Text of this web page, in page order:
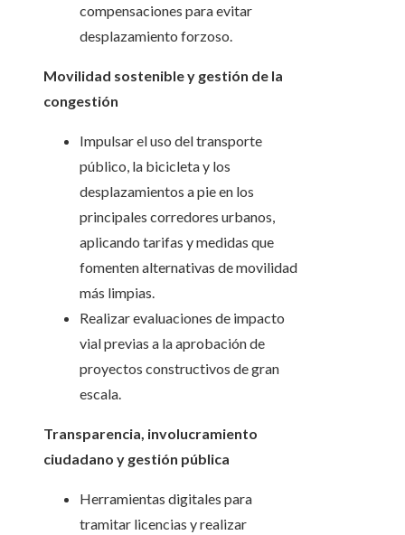
compensaciones para evitar
desplazamiento forzoso.
Movilidad sostenible y gestión de la
congestión
Impulsar el uso del transporte
público, la bicicleta y los
desplazamientos a pie en los
principales corredores urbanos,
aplicando tarifas y medidas que
fomenten alternativas de movilidad
más limpias.
Realizar evaluaciones de impacto
vial previas a la aprobación de
proyectos constructivos de gran
escala.
Transparencia, involucramiento
ciudadano y gestión pública
Herramientas digitales para
tramitar licencias y realizar